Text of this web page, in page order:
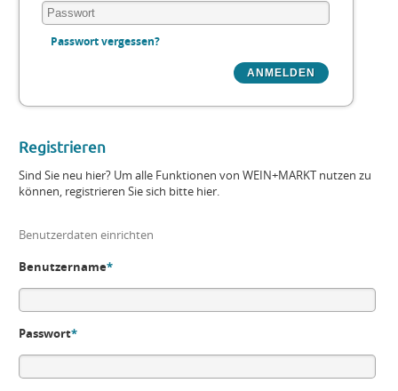
Passwort vergessen?
Registrieren
Sind Sie neu hier? Um alle Funktionen von WEIN+MARKT nutzen zu
können, registrieren Sie sich bitte hier.
Benutzerdaten einrichten
Benutzername*
Passwort*